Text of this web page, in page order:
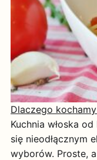
Dlaczego
Kuchnia włoska
się nieodłącznym
wyborów. Proste,